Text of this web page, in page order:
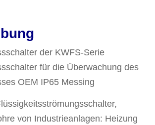
der KWFS-Serie
für die Überwachung des
OEM IP65 Messing
von Industrieanlagen: Heizung